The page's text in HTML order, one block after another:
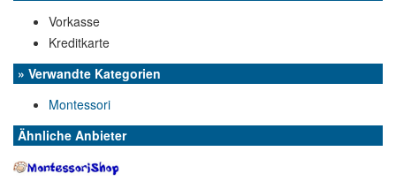
Vorkasse
Kreditkarte
» Verwandte Kategorien
Montessori
Ähnliche Anbieter